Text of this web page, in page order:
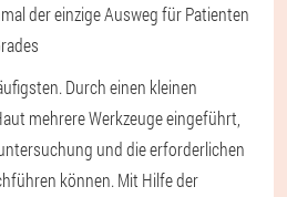
der einzige Ausweg für Patienten
Durch einen kleinen
mehrere Werkzeuge eingeführt,
und die erforderlichen
können. Mit Hilfe der